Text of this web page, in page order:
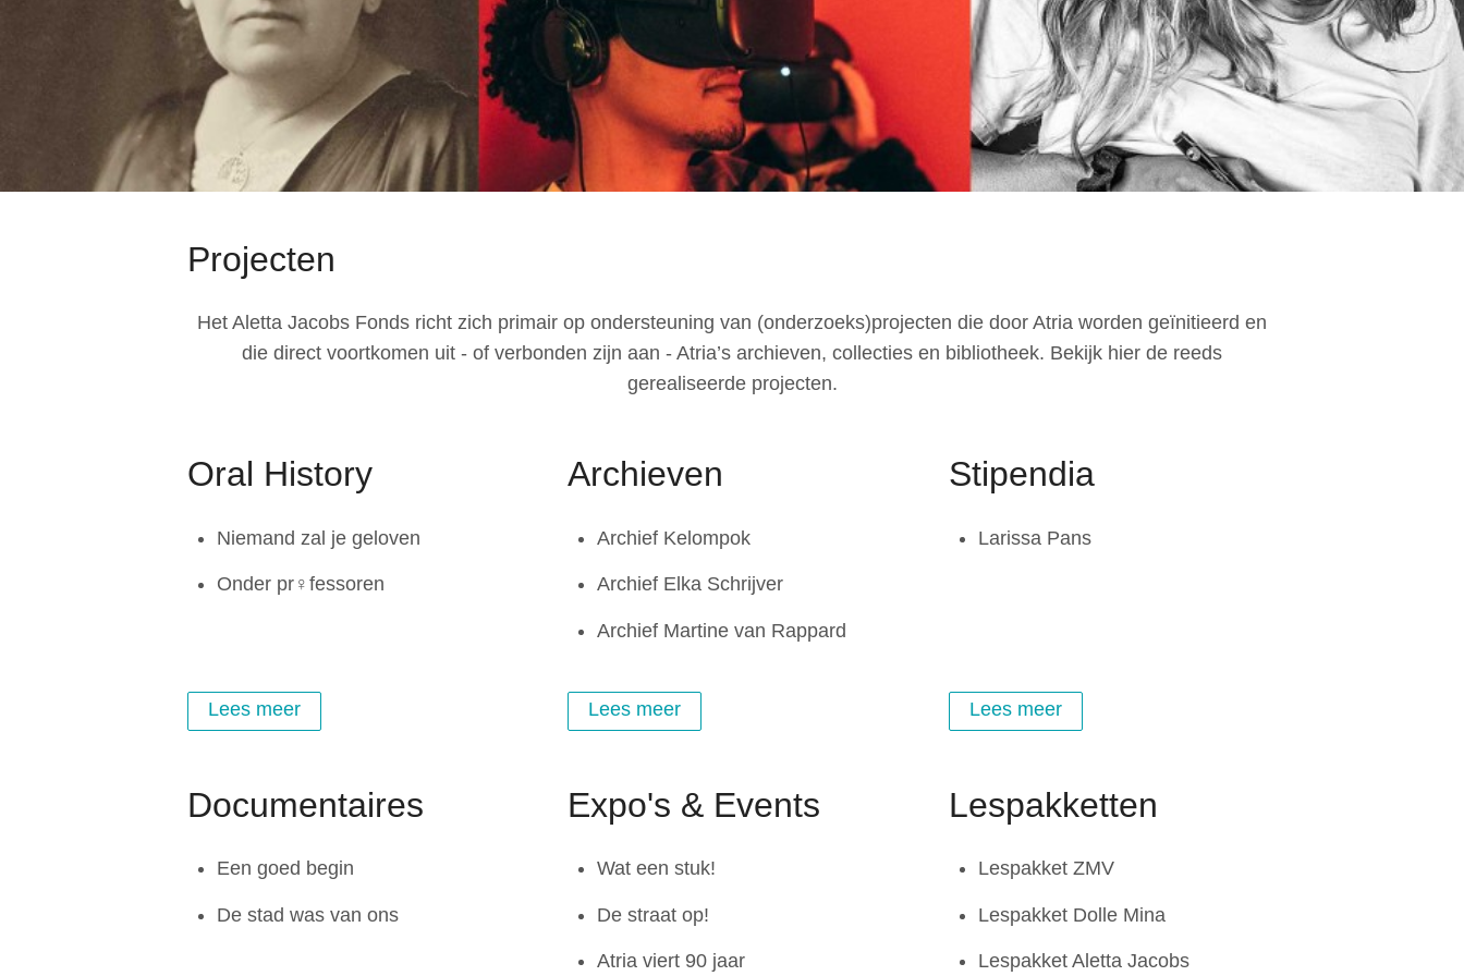
Projecten
Het Aletta Jacobs Fonds richt zich primair op ondersteuning van (onderzoeks)projecten die door Atria worden geïnitieerd en
die direct voortkomen uit - of verbonden zijn aan - Atria’s archieven, collecties en bibliotheek. Bekijk hier de reeds
gerealiseerde projecten.
Oral History
Niemand zal je geloven
Onder pr♀fessoren
Lees meer
Archieven
Archief Kelompok
Archief Elka Schrijver
Archief Martine van Rappard
Lees meer
Stipendia
Larissa Pans
Lees meer
Documentaires
Een goed begin
De stad was van ons
Expo's & Events
Wat een stuk!
De straat op!
Atria viert 90 jaar
Lespakketten
Lespakket ZMV
Lespakket Dolle Mina
Lespakket Aletta Jacobs
Nieuwsbrief
Contact
Doneer